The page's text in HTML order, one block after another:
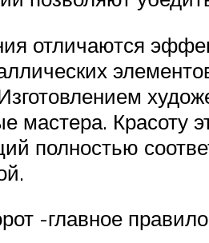
отличаются
мастера. Красоту
полностью
-главное